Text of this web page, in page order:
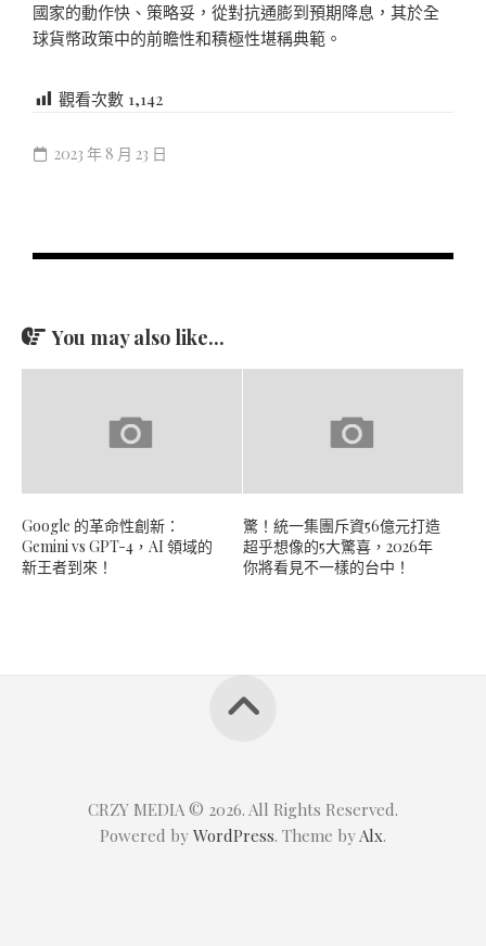
國家的動作快、策略妥，從對抗通膨到預期降息，其於全
球貨幣政策中的前瞻性和積極性堪稱典範。
觀看次數 1,142
2023 年 8 月 23 日
You may also like...
Google 的革命性創新：
Gemini vs GPT-4，AI 領域的
新王者到來！
驚！統一集團斥資56億元打造
超乎想像的5大驚喜，2026年
你將看見不一樣的台中！
CRZY MEDIA © 2026. All Rights Reserved.
Powered by WordPress. Theme by Alx.